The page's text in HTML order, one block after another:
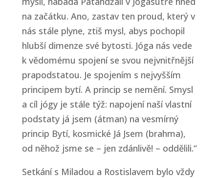
na začátku. Ano, zastav ten proud, který v
nás stále plyne, ztiš mysl, abys pochopil
hlubší dimenze své bytosti. Jóga nás vede
k vědomému spojení se svou nejvnitřnější
prapodstatou. Je spojením s nejvyšším
principem bytí. A princip se nemění. Smysl
a cíl jógy je stále týž: napojení naší vlastní
podstaty já jsem (átman) na vesmírný
princip Bytí, kosmické Já Jsem (brahma),
od něhož jsme se – jen zdánlivě! – oddělili.“
Setkání s Miladou a Rostislavem bylo vždy